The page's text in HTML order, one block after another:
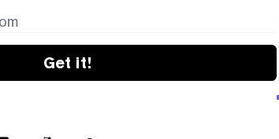
Get it!